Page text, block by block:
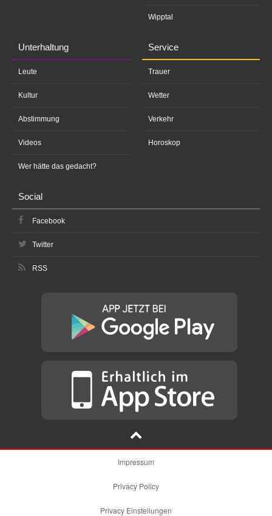
Wipptal
Unterhaltung
Leute
Kultur
Abstimmung
Videos
Wer hätte das gedacht?
Service
Trauer
Wetter
Verkehr
Horoskop
Social
Facebook
Twitter
RSS
Impressum
Privacy Policy
Privacy Einstellungen